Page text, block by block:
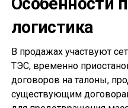
логистика
В продажах участвуют
ТЭС, временно
договоров на талоны,
существующим